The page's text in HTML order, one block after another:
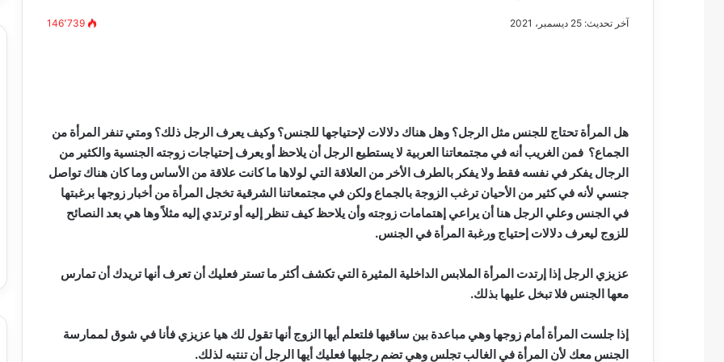
آخر تحديث: 25 ديسمبر، 2021 146٬739
هل المرأة تحتاج للجنس مثل الرجل؟ وهل هناك دلالات لإحتياجها للجنس؟ وكيف يعرف الرجل ذلك؟ ومتي تنفر المرأة من
الجماع؟ فمن الغريب أنه في مجتمعاتنا العربية لا يستطيع الرجل أن يلاحظ أو يعرف إحتياجات زوجته الجنسية والكثير من
الرجال يفكر في نفسه فقط ولا يفكر بالطرف الأخر من العلاقة التي لولاها ما كانت علاقة من الأساس وما كان هناك تواصل
جنسي لأنه في كثير من الأحيان ترغب الزوجة بالجماع ولكن في مجتمعاتنا الشرقية تخجل المرأة من أخبار زوجها برغبتها
في الجنس وعلي الرجل هنا أن يراعي إهتمامات زوجته وأن يلاحظ كيف تنظر إليه أو ترتدي إليه مثلاً وها هي بعد النصائح
للزوج ليعرف دلالات إحتياج ورغبة المرأة في الجنس.
عزيزي الرجل إذا إرتدت المرأة الملابس الداخلية المثيرة التي تكشف أكثر ما تستر فعليك أن تعرف أنها تريدك أن تمارس
معها الجنس فلا تبخل عليها بذلك.
إذا جلست المرأة أمام زوجها وهي مباعدة بين ساقيها فلتعلم أيها الزوج أنها تقول لك هيا عزيزي فأنا في شوق لممارسة
الجنس معك لأن المرأة في الغالب تجلس وهي تضم رجليها فعليك أيها الرجل أن تنتبه لذلك.
سيف
….
يكتب
مايسه
عطوه
كليوباترا
مصطفى كامل سيف الدين …. يكتب
مايسه عطوه كليوباترا القرن 21
سيف
الدين
….
يكتب
ميلاد
جديدمصطفى كامل سيف الدين …. يكتب